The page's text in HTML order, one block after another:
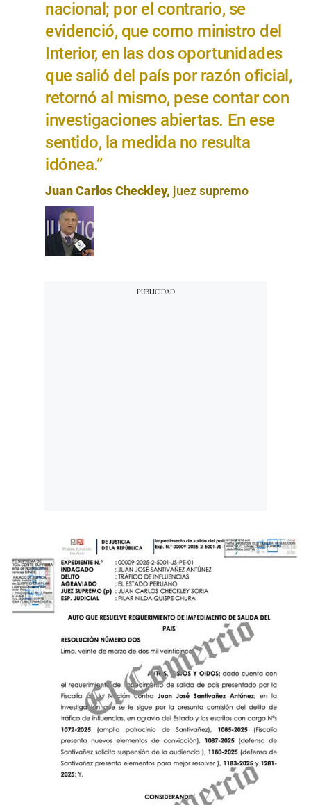
nacional; por el contrario, se
evidenció, que como ministro del
Interior, en las dos oportunidades
que salió del país por razón oficial,
retornó al mismo, pese contar con
investigaciones abiertas. En ese
sentido, la medida no resulta
idónea.”
Juan Carlos Checkley, juez supremo